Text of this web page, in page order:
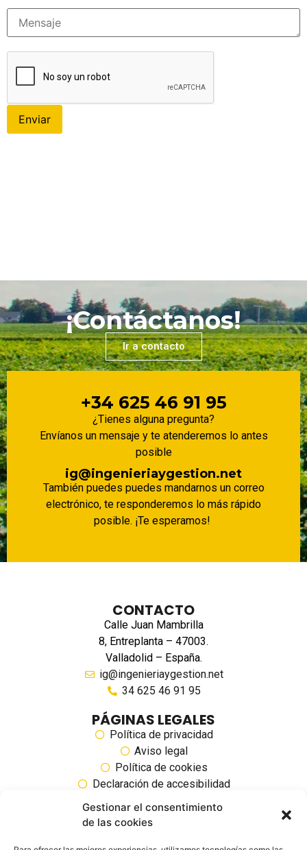
Gestionar el consentimiento
de las cookies
¡Contáctanos!
Ir a contacto
+34 625 46 91 95
¿Tienes alguna pregunta?
Envíanos un mensaje y te atenderemos lo antes
posible
ig@ingenieriaygestion.net
También puedes puedes mandarnos un correo
electrónico, te responderemos lo más rápido
posible. ¡Te esperamos!
CONTACTO
Calle Juan Mambrilla
8, Entreplanta – 47003.
Valladolid – España.
ig@ingenieriaygestion.net
34 625 46 91 95
PÁGINAS LEGALES
Política de privacidad
Aviso legal
Política de cookies
Declaración de accesibilidad
SIGUENOS EN REDES SOCIALES